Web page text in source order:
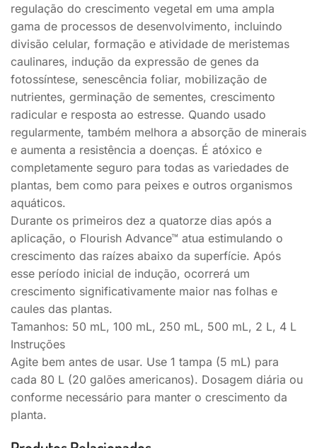
regulação do crescimento vegetal em uma ampla
gama de processos de desenvolvimento, incluindo
divisão celular, formação e atividade de meristemas
caulinares, indução da expressão de genes da
fotossíntese, senescência foliar, mobilização de
nutrientes, germinação de sementes, crescimento
radicular e resposta ao estresse. Quando usado
regularmente, também melhora a absorção de minerais
e aumenta a resistência a doenças. É atóxico e
completamente seguro para todas as variedades de
plantas, bem como para peixes e outros organismos
aquáticos.
Durante os primeiros dez a quatorze dias após a
aplicação, o Flourish Advance™ atua estimulando o
crescimento das raízes abaixo da superfície. Após
esse período inicial de indução, ocorrerá um
crescimento significativamente maior nas folhas e
caules das plantas.
Tamanhos: 50 mL, 100 mL, 250 mL, 500 mL, 2 L, 4 L
Instruções
Agite bem antes de usar. Use 1 tampa (5 mL) para
cada 80 L (20 galões americanos). Dosagem diária ou
conforme necessário para manter o crescimento da
planta.